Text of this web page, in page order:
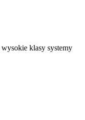
klasy systemy